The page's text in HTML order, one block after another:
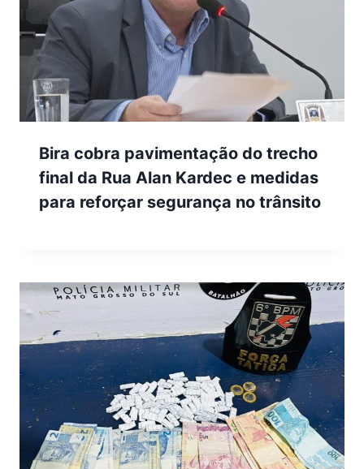
Bira cobra pavimentação do trecho
final da Rua Alan Kardec e medidas
para reforçar segurança no trânsito